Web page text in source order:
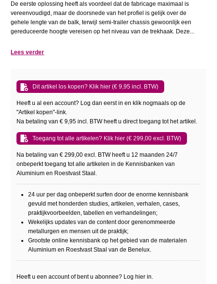
De eerste oplossing heeft als voordeel dat de fabricage maximaal is
vereenvoudigd, maar de doorsnede van het profiel is gelijk over de
gehele lengte van de balk, terwijl semi-trailer chassis gewoonlijk een
gereduceerde hoogte vereisen op het niveau van de trekhaak. Deze...
Lees verder
Dit artikel los kopen? Klik hier (€ 9,95 incl. BTW)
Heeft u al een account? Log dan eerst in en klik nogmaals op de
"Artikel kopen"-link.
Na betaling van € 9,95 incl. BTW heeft u direct toegang tot het artikel.
Toegang tot alle artikelen? Klik hier (€ 299,00 excl. BTW)
Na betaling van € 299,00 excl. BTW heeft u 12 maanden 24/7
onbeperkt toegang tot alle artikelen in de Kennisbanken van
Aluminium en Roestvast Staal.
24 uur per dag onbeperkt surfen door de enorme kennisbank
gevuld met honderden studies, artikelen, verhalen, cases,
praktijkvoorbeelden, tabellen en verhandelingen;
Wekelijks updates van de content door gerenommeerde
metallurgen en mensen uit de praktijk;
Grootste online kennisbank op het gebied van de materialen
Aluminium en Roestvast Staal van de Benelux.
Heeft u een account of bent u abonnee? Log hier in.